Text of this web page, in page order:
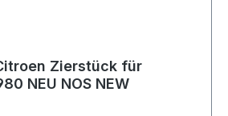
Zierstück für
NEU NOS NEW